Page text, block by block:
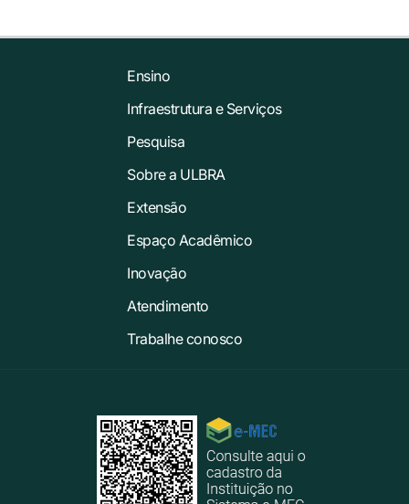
Ensino
Infraestrutura e Serviços
Pesquisa
Sobre a ULBRA
Extensão
Espaço Acadêmico
Inovação
Atendimento
Trabalhe conosco